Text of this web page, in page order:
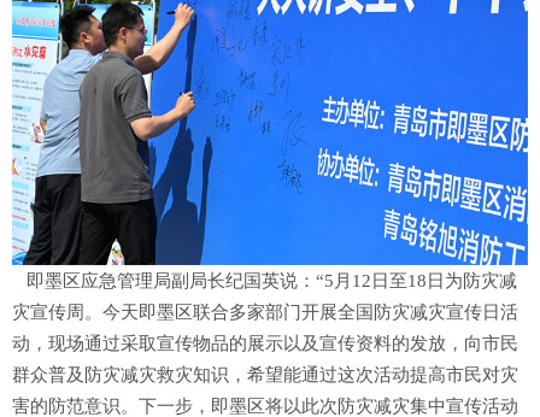
即墨区应急管理局副局长纪国英说：“5月12日至18日为防灾减
灾宣传周。今天即墨区联合多家部门开展全国防灾减灾宣传日活
动，现场通过采取宣传物品的展示以及宣传资料的发放，向市民
群众普及防灾减灾救灾知识，希望能通过这次活动提高市民对灾
害的防范意识。下一步，即墨区将以此次防灾减灾集中宣传活动